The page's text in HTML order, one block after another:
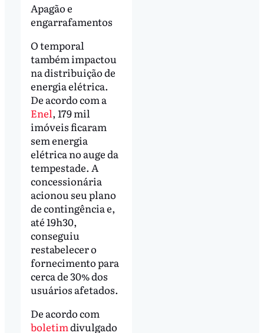
Apagão e
engarrafamentos
O temporal
também impactou
na distribuição de
energia elétrica.
De acordo com a
Enel, 179 mil
imóveis ficaram
sem energia
elétrica no auge da
tempestade. A
concessionária
acionou seu plano
de contingência e,
até 19h30,
conseguiu
restabelecer o
fornecimento para
cerca de 30% dos
usuários afetados.
De acordo com
boletimdivulgado